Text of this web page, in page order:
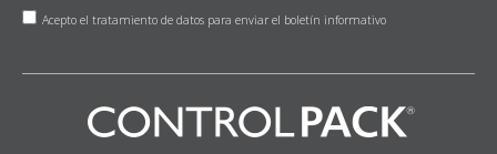
Acepto el tratamiento de datos para enviar el boletín informativo